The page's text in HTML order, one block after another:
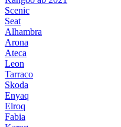
Scenic
Seat
Alhambra
Arona
Ateca
Leon
Tarraco
Skoda
Enyaq
Elroq
Fabia